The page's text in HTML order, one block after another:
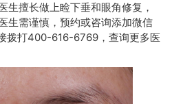
生擅长做上睑下垂和眼角修复，
生需谨慎，预约或咨询添加微信
拨打400-616-6769，查询更多医